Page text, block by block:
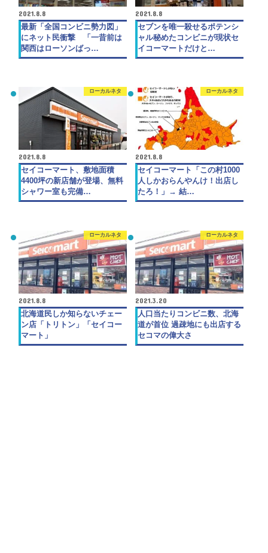
2021.8.8
最新「全国コンビニ勢力図」
にネット民衝撃 「一昔前は
関西はローソンばっ…
2021.8.8
セブンを唯一殺せるポテンシ
ャル秘めたコンビニが現状セ
イコーマートだけと…
ローカルネタ
2021.8.8
セイコーマート、敷地面積
4400坪の新店舗が登場、無料
シャワー室も完備…
ローカルネタ
2021.8.8
セイコーマート「この村1000
人しかおらんやんけ！出店し
たろ！」→ 結…
ローカルネタ
2021.8.8
北海道民しか知らないチェー
ン店「トリトン」「セイコー
マート」
ローカルネタ
2021.3.20
人口当たりコンビニ数、北海
道が首位 過疎地にも出店する
セコマの偉大さ